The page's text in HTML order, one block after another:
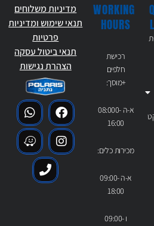
WORKING
HOURS
רכישת
חלפים
+מוסך:
א-ה 08:000-
16:00
מכירות כלים:
א-ה 09:00-
18:00
ו 09:00-
מדיניות משלוחים
תנאי שימוש ומדיניות
פרטיות
תנאי ביטול עסקה
הצהרת נגישות